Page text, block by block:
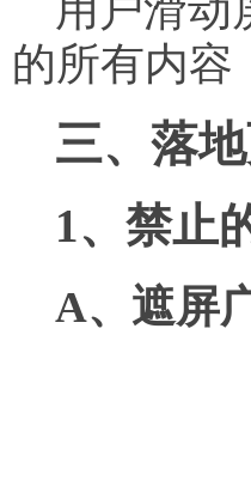
用户滑动
的所有内容
三、落
1、禁止
A、遮屏